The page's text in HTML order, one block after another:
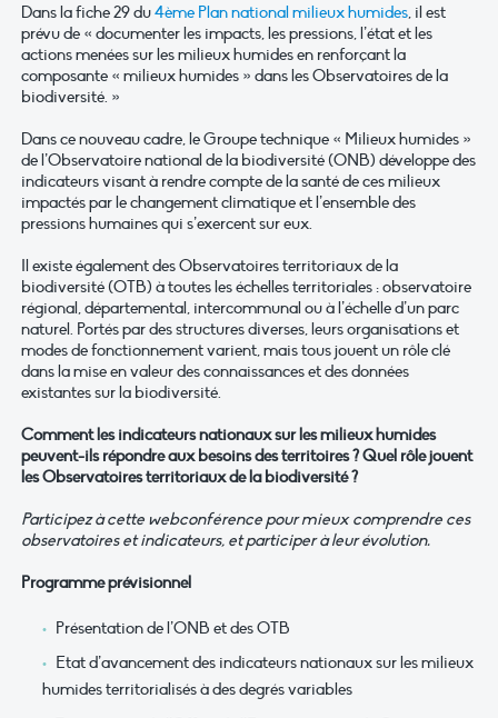
Dans la fiche 29 du4ème Plan national milieux humides , il est
prévu de « documenter les impacts, les pressions, l’état et les
actions menées sur les milieux humides en renforçant la
composante « milieux humides » dans les Observatoires de la
biodiversité. »
Dans ce nouveau cadre, le Groupe technique « Milieux humides »
de l’Observatoire national de la biodiversité (ONB) développe des
indicateurs visant à rendre compte de la santé de ces milieux
impactés par le changement climatique et l’ensemble des
pressions humaines qui s’exercent sur eux.
Il existe également desObservatoires territoriaux de la
biodiversité (OTB) à toutes les échelles territoriales : observatoire
régional, départemental, intercommunal ou à l’échelle d’un parc
naturel. Portés par des structures diverses, leurs organisations et
modes de fonctionnement varient, mais tous jouent un rôle clé
dans la mise en valeur des connaissances et des données
existantes sur la biodiversité.
Comment les indicateurs nationaux sur les milieux humides
peuvent-ils répondre aux besoins des territoires ? Quel rôle jouent
les Observatoires territoriaux de la biodiversité ?
Participez à cette webconférence pour mieux comprendre ces
observatoires et indicateurs, et participer à leur évolution.
Programme prévisionnel
Présentation de l’ONB et des OTB
Etat d’avancement des indicateurs nationaux sur les milieux
humides territorialisés à des degrés variables